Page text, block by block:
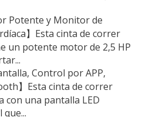
Potente y Monitor de
】Esta cinta de correr
un potente motor de 2,5 HP
Control por APP,
】Esta cinta de correr
con una pantalla LED